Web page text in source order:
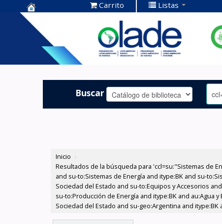
Centro de
Documentación
OLADE -
Carrito Listas
Buscar
Inicio ›
Resultados de la búsqueda para 'ccl=su:"Sistemas de
and su-to:Sistemas de Energía and itype:BK and su-
Sociedad del Estado and su-to:Equipos y Accesorios
su-to:Producción de Energía and itype:BK and au:Agua
Sociedad del Estado and su-geo:Argentina and